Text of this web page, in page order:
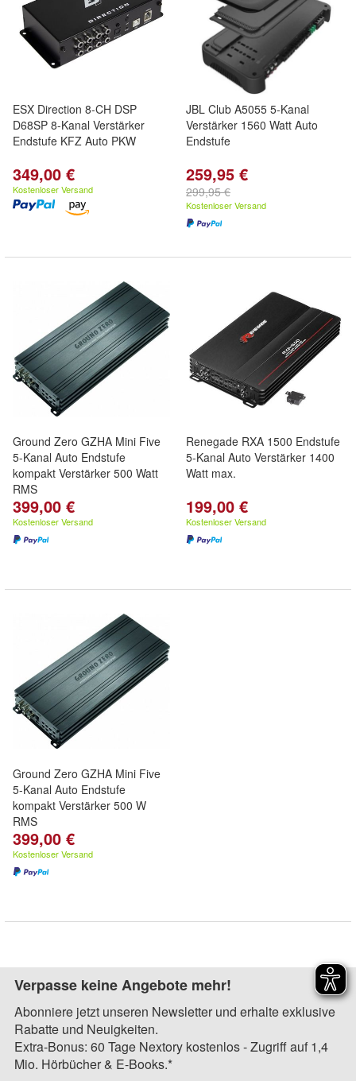
ESX Direction 8-CH DSP
D68SP 8-Kanal Verstärker
Endstufe KFZ Auto PKW
349,00 €
Kostenloser Versand
JBL Club A5055 5-Kanal
Verstärker 1560 Watt Auto
Endstufe
259,95 €
299,95 €
Kostenloser Versand
Ground Zero GZHA Mini Five
5-Kanal Auto Endstufe
kompakt Verstärker 500 Watt
RMS
399,00 €
Kostenloser Versand
Renegade RXA 1500 Endstufe
5-Kanal Auto Verstärker 1400
Watt max.
199,00 €
Kostenloser Versand
Ground Zero GZHA Mini Five
5-Kanal Auto Endstufe
kompakt Verstärker 500 W
RMS
399,00 €
Kostenloser Versand
Verpasse keine Angebote mehr!
Abonniere jetzt unseren Newsletter und erhalte exklusive
Rabatte und Neuigkeiten.
Extra-Bonus: 60 Tage Nextory kostenlos - Zugriff auf 1,4
Mio. Hörbücher & E-Books.*